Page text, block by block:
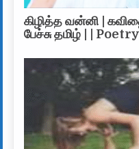
கிழித்த வன்னி |
பேச்சு தமிழ் | |